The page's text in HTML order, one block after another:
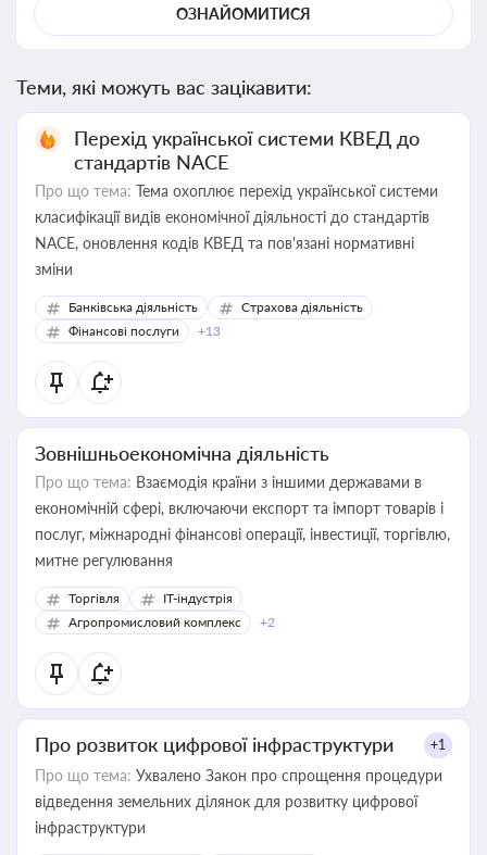
ОЗНАЙОМИТИСЯ
Теми, які можуть вас зацікавити:
Перехід української системи КВЕД до
стандартів NACE
Про що тема: Тема охоплює перехід української системи
класифікації видів економічної діяльності до стандартів
NACE, оновлення кодів КВЕД та пов'язані нормативні
зміни
Банківська діяльність
Страхова діяльність
Фінансові послуги
+13
Зовнішньоекономічна діяльність
Про що тема: Взаємодія країни з іншими державами в
економічній сфері, включаючи експорт та імпорт товарів і
послуг, міжнародні фінансові операції, інвестиції, торгівлю,
митне регулювання
Торгівля
IT-індустрія
Агропромисловий комплекс
+2
Про розвиток цифрової інфраструктури +1
Про що тема: Ухвалено Закон про спрощення процедури
відведення земельних ділянок для розвитку цифрової
інфраструктури